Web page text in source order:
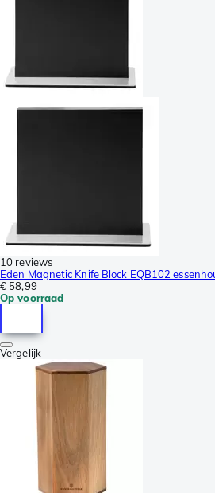
10 reviews
Eden Magnetic Knife Block EQB102
€ 58,99
Op voorraad
Vergelijk